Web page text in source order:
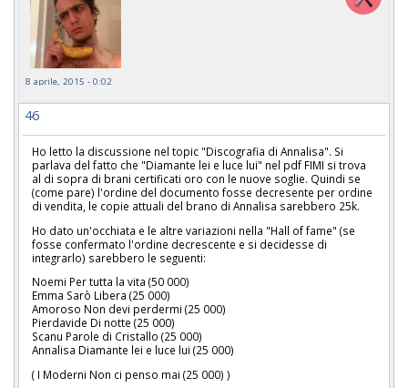
8 aprile, 2015 - 0:02
46
Ho letto la discussione nel topic "Discografia di Annalisa". Si
parlava del fatto che "Diamante lei e luce lui" nel pdf FIMI si trova
al di sopra di brani certificati oro con le nuove soglie. Quindi se
(come pare) l'ordine del documento fosse decresente per ordine
di vendita, le copie attuali del brano di Annalisa sarebbero 25k.
Ho dato un'occhiata e le altre variazioni nella "Hall of fame" (se
fosse confermato l'ordine decrescente e si decidesse di
integrarlo) sarebbero le seguenti:
Noemi Per tutta la vita (50 000)
Emma Sarò Libera (25 000)
Amoroso Non devi perdermi (25 000)
Pierdavide Di notte (25 000)
Scanu Parole di Cristallo (25 000)
Annalisa Diamante lei e luce lui (25 000)
( I Moderni Non ci penso mai (25 000) )